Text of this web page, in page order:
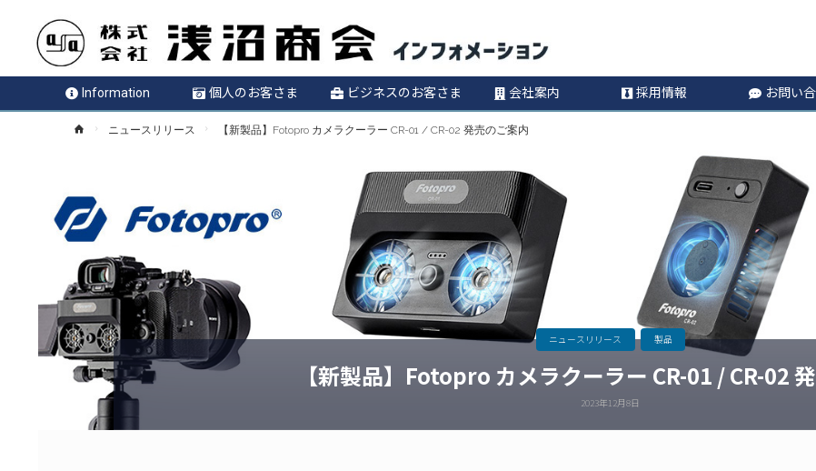
テ
キ
ッ
Information 個人のお客さま ビジネスのお客さま 会社案内 採用情報 お問い
ホ
ニュースリリース 【新製品】Fotopro カメラクーラー CR-01 / CR-02 発売のご案内
【新製品】Fotopro カメラクーラー CR-01 / CR-02
2023年12月8日
ニュースリリース 製品